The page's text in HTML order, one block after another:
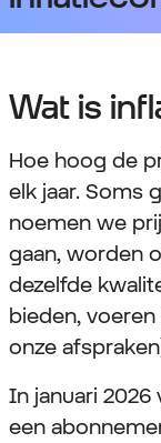
Wat is
Hoe hoog de
elk jaar. Soms
noemen we
gaan, worden
dezelfde
bieden,
onze
In januari
een